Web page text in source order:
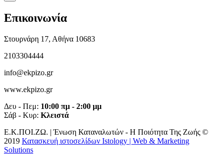
prevent automated spam submissions.
Επικοινωνία
Στουρνάρη 17, Αθήνα 10683
2103304444
info@ekpizo.gr
www.ekpizo.gr
Δευ - Πεμ: 10:00 πμ - 2:00 μμ
Σάβ - Κυρ: Κλειστά
Ε.Κ.ΠΟΙ.ΖΩ. | Ένωση Καταναλωτών - Η Ποιότητα Της Ζωής ©
2019 Κατασκευή ιστοσελίδων Istology | Web & Marketing
Solutions